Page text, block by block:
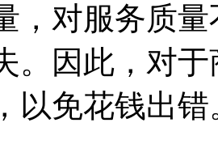
，对服务质
。因此，对
以免花钱出错